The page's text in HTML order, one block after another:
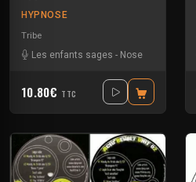
HYPNOSE
Tribe
Les enfants sages - Nose
10.80€ TTC